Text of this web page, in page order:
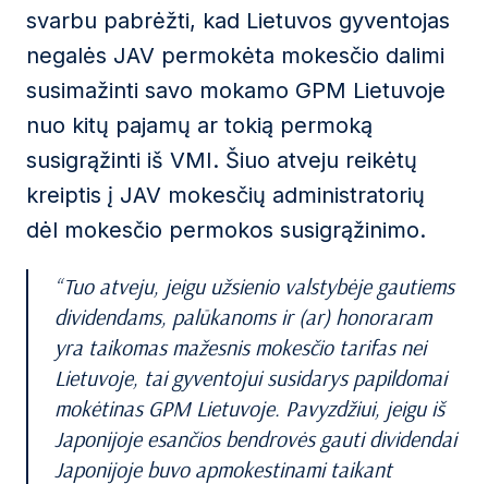
svarbu pabrėžti, kad Lietuvos gyventojas
negalės JAV permokėta mokesčio dalimi
susimažinti savo mokamo GPM Lietuvoje
nuo kitų pajamų ar tokią permoką
susigrąžinti iš VMI. Šiuo atveju reikėtų
kreiptis į JAV mokesčių administratorių
dėl mokesčio permokos susigrąžinimo.
Tuo atveju, jeigu užsienio valstybėje gautiems
dividendams, palūkanoms ir (ar) honoraram
yra taikomas mažesnis mokesčio tarifas nei
Lietuvoje, tai gyventojui susidarys papildomai
mokėtinas GPM Lietuvoje. Pavyzdžiui, jeigu iš
Japonijoje esančios bendrovės gauti dividendai
Japonijoje buvo apmokestinami taikant